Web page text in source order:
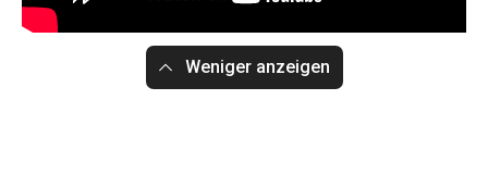
Weniger anzeigen